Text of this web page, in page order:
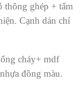
ghép + tấm
Cạnh dán chỉ
cháy+ mdf
đồng màu.